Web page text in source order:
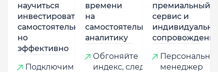
научиться
инвестировать
самостоятельно,
но
эффективно
Подключим
времени
на
самостоятельную
аналитику
Обгоняйте
индекс, следуя
премиальный
сервис и
менеджер